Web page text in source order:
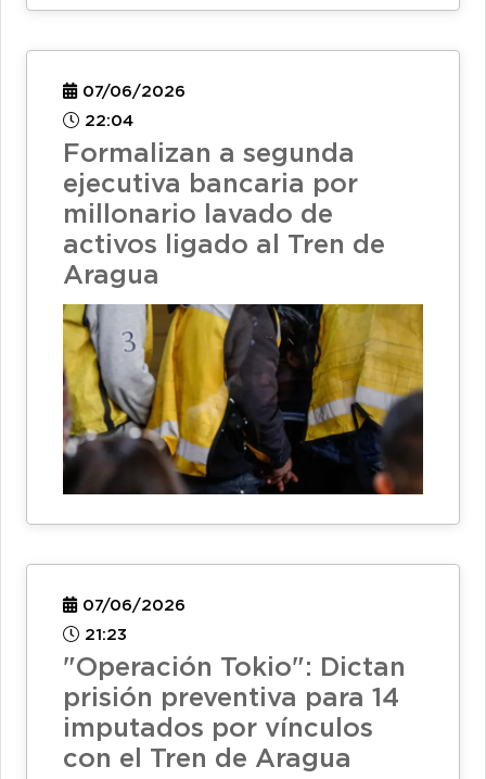
07/06/2026
22:04
Formalizan a segunda
ejecutiva bancaria por
millonario lavado de
activos ligado al Tren de
Aragua
07/06/2026
21:23
"Operación Tokio": Dictan
prisión preventiva para 14
imputados por vínculos
con el Tren de Aragua